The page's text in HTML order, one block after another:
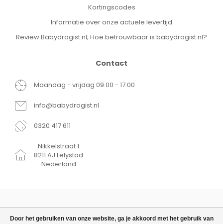
Door het gebruiken van onze website, ga je akkoord met het gebruik van
Kortingscodes
Informatie over onze actuele levertijd
Review Babydrogist.nl; Hoe betrouwbaar is babydrogist.nl?
Contact
Maandag - vrijdag 09.00 - 17.00
info@babydrogist.nl
0320 417 611
Nikkelstraat 1
8211 AJ Lelystad
Nederland